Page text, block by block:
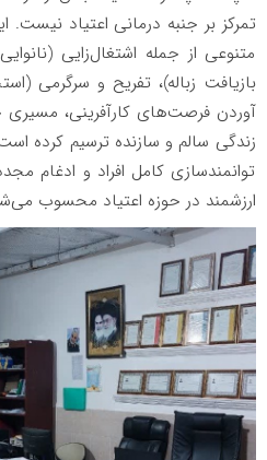
تمرکز بر جنبه درمانی اعتیاد
متنوعی از جمله اشتغال‌زایی
بازیافت زباله)، تفریح و سرگرمی
آوردن فرصت‌های کارآفرینی، مسیری
زندگی سالم و سازنده ترسیم کرده
توانمندسازی کامل افراد و ادغام
ارزشمند در حوزه اعتیاد محسوب